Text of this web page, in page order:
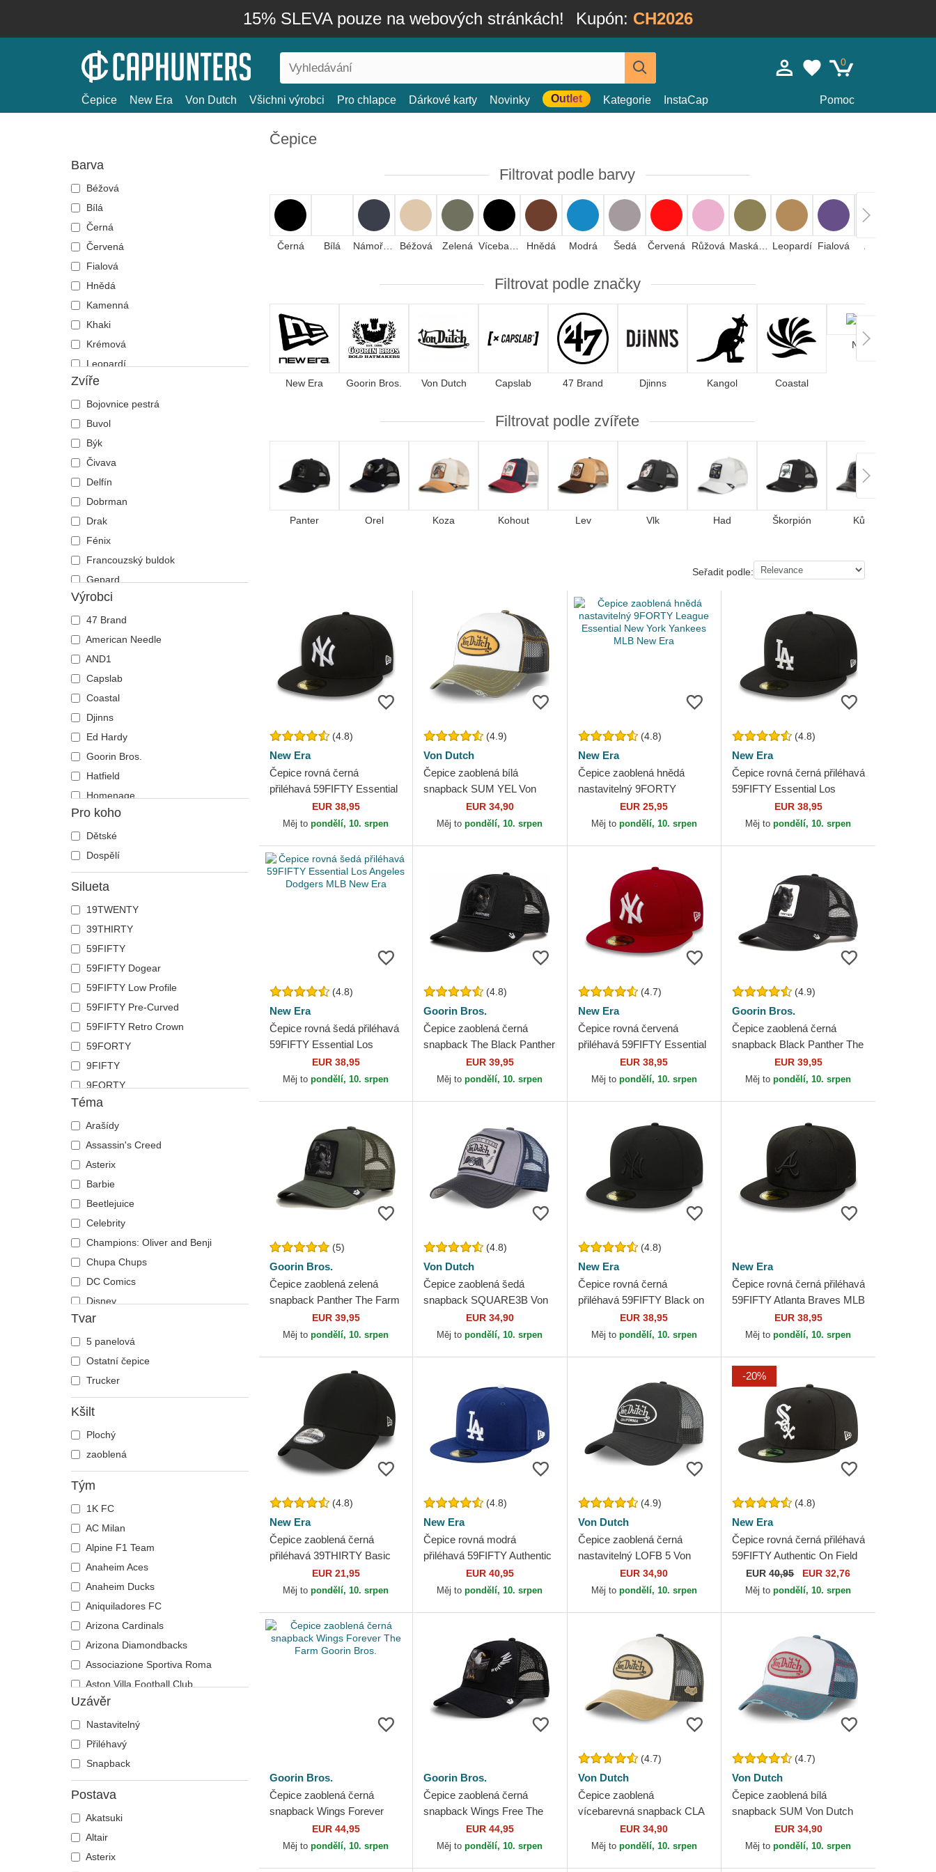
15% SLEVA pouze na webových stránkách! Kupón: CH2026
0
Čepice New Era Von Dutch Všichni výrobci Pro chlapce Dárkové karty Novinky Outlet Kategorie InstaCap Pomoc
Barva
Béžová
Bílá
Černá
Červená
Fialová
Hnědá
Kamenná
Khaki
Krémová
Leopardí
Maskáčová
Modrá
Námořnická modrá
Oranžová
Růžová
Šedá
Vícebarevná
Zelená
Žlutá
Zvíře
Bojovnice pestrá
Buvol
Býk
Čivava
Delfín
Dobrman
Drak
Fénix
Francouzský buldok
Gepard
Had
Havran
Holub
Hroch
Humr
Jednorožec
Jelen
Ještěrka
Kachna
Kočka
Kohout
Kojot
Koza
Krab
Kráva
Krokodýl
Kůň
Kuřátko
Labradorský retrívr
Lebka
Lev
Liška
Los
Lvice
Medvěd
Motýl
Mravenec
Myš
Mýval
Německý ovčák
Nosorožec
Orel
Ovce
Panter
Pegas
Pes
Pitbul
Plameňák
Prase
Racek
Rotvajler
Šakal
Škorpión
Sova
Sup
Tuleň
Tygr
Tyranosaurus
Vážka
Včela
Veverka
Vlk
Vůl
Zebra
Žralok
Výrobci
47 Brand
American Needle
AND1
Capslab
Coastal
Djinns
Ed Hardy
Goorin Bros.
Hatfield
Homenage
Kangol
Kimoa
Mitchell & Ness
New Era
Nike
Oblack
Pica Pica
Polo Ralph Lauren
Superdry
The No.1 Face
Von Dutch
Wheels And Waves
Pro koho
Dětské
Dospělí
Silueta
19TWENTY
39THIRTY
59FIFTY
59FIFTY Dogear
59FIFTY Low Profile
59FIFTY Pre-Curved
59FIFTY Retro Crown
59FORTY
9FIFTY
9FORTY
9FORTY APEX
9FORTY M-Crown
9SEVENTY
9TWENTY
A Frame
Casual Classic
E Frame
Open Back
Runner
The 90s
The Ball
The Retro
The Snap
The Trucker
Téma
Arašídy
Assassin's Creed
Asterix
Barbie
Beetlejuice
Celebrity
Champions: Oliver and Benji
Chupa Chups
DC Comics
Disney
Dragon Ball
Harry Potter
Hip Hop Dogz
Hra o trůny
Hudba
Já, padouch
Koktejly
Kung Fu Panda
Města a pláže
Motor
My Hero Academia
Mytologická stvoření
Národní parky
Naruto
NASA
Návrat do budoucnosti
One Piece
Pán prstenů
Rick a Morty
Robot Grendizer
Scooby-Doo
Shrek
Tvar
5 panelová
Ostatní čepice
Trucker
Kšilt
Plochý
zaoblená
Tým
1K FC
AC Milan
Alpine F1 Team
Anaheim Aces
Anaheim Ducks
Aniquiladores FC
Arizona Cardinals
Arizona Diamondbacks
Associazione Sportiva Roma
Aston Villa Football Club
Atlanta Braves
Atlanta Falcons
Atlanta Hawks
Boston Bruins
Boston Celtics
Boston Red Sox
Brooklyn Nets
Carolina Panthers
Charlotte Hornets
Uzávěr
Nastavitelný
Přiléhavý
Snapback
Postava
Akatsuki
Altair
Asterix
Čepice
Filtrovat podle barvy
Černá Bílá Béžová Zelená Hnědá Modrá Šedá Červená Růžová Leopardí Fialová Žlutá
Filtrovat podle značky
New Era Goorin Bros. Von Dutch Capslab 47 Brand Djinns Kangol Coastal
Nike
Filtrovat podle zvířete
Panter Orel Koza Kohout Lev Vlk Had Škorpión Kůň
Seřadit podle:
(4.8)
New Era
Čepice rovná černá
přiléhavá 59FIFTY Essential
New York Yankees MLB
New Era
EUR 38,95
Měj topondělí, 10. srpen
(4.9)
Von Dutch
Čepice zaoblená bílá
snapback SUM YEL Von
EUR 34,90
Měj topondělí, 10. srpen
(4.8)
New Era
Čepice zaoblená hnědá
nastavitelný 9FORTY
League Essential New York
Yankees MLB New Era
EUR 25,95
Měj to pondělí, 10. srpen
(4.8)
New Era
Čepice rovná černá přiléhavá
59FIFTY Essential Los
Angeles Dodgers MLB New
Era
EUR 38,95
Měj topondělí, 10. srpen
(4.8)
New Era
Čepice rovná šedá přiléhavá
59FIFTY Essential Los
Angeles Dodgers MLB New
Era
EUR 38,95
Měj topondělí, 10. srpen
(4.8)
Goorin Bros.
Čepice zaoblená černá
snapback The Black Panther
Core Combo The Farm
Goorin Bros.
EUR 39,95
Měj topondělí, 10. srpen
(4.7)
New Era
Čepice rovná červená
přiléhavá 59FIFTY Essential
New York Yankees MLB
New Era
EUR 38,95
Měj to pondělí, 10. srpen
(4.9)
Goorin Bros.
Čepice zaoblená černá
snapback Black Panther The
Farm Goorin Bros.
EUR 39,95
Měj topondělí, 10. srpen
(5)
Goorin Bros.
Čepice zaoblená zelená
snapback Panther The Farm
Goorin Bros.EUR 39,95
Měj topondělí, 10. srpen
(4.8)
Von Dutch
Čepice zaoblená šedá
snapback SQUARE3B Von
EUR 34,90
Měj topondělí, 10. srpen
(4.8)
New Era
Čepice rovná černá
přiléhavá 59FIFTY Black on
Black New York Yankees
MLB New Era
EUR 38,95
Měj to pondělí, 10. srpen
New Era
Čepice rovná černá přiléhavá
59FIFTY Atlanta Braves MLB
EUR 38,95
Měj topondělí, 10. srpen
(4.8)
New Era
Čepice zaoblená černá
přiléhavá 39THIRTY Basic
Flag New EraEUR 21,95
Měj topondělí, 10. srpen
(4.8)
New Era
Čepice rovná modrá
přiléhavá 59FIFTY Authentic
On Field Game Los Angeles
Dodgers MLB New Era
EUR 40,95
Měj topondělí, 10. srpen
(4.9)
Von Dutch
Čepice zaoblená černá
nastavitelný LOFB 5 Von
EUR 34,90
Měj to pondělí, 10. srpen
-20%
(4.8)
New Era
Čepice rovná černá přiléhavá
59FIFTY Authentic On Field
Game Chicago White Sox
MLB New Era
EUR40,95 EUR 32,76
Měj topondělí, 10. srpen
Goorin Bros.
Čepice zaoblená černá
snapback Wings Forever
The Farm Goorin Bros.
EUR 44,95
Měj topondělí, 10. srpen
Goorin Bros.
Čepice zaoblená černá
snapback Wings Free The
Farm Goorin Bros.
EUR 44,95
Měj topondělí, 10. srpen
(4.7)
Von Dutch
Čepice zaoblená
vícebarevná snapback CLA
Von DutchEUR 34,90
Měj to pondělí, 10. srpen
(4.7)
Von Dutch
Čepice zaoblená bílá
snapback SUM Von Dutch
EUR 34,90
Měj topondělí, 10. srpen